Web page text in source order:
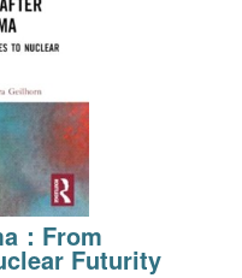
：From
Futurity